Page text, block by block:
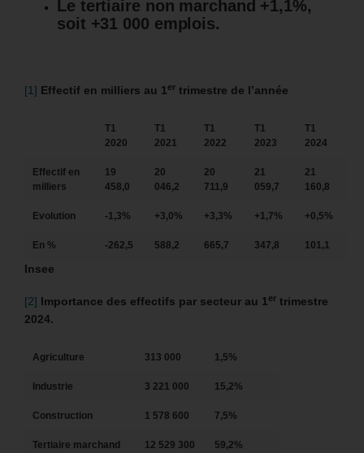
Le tertiaire non marchand +1,1%,
soit +31 000 emplois.
[1] Effectif en milliers au 1 er trimestre de l’année
T1
2020
T1
2021
T1
2022
T1
2023
T1
2024
Effectif en
milliers
19
458,0
20
046,2
20
711,9
21
059,7
21
160,8
Evolution -1,3% +3,0% +3,3% +1,7% +0,5%
En % -262,5 588,2 665,7 347,8 101,1
Insee
[2] Importance des effectifs par secteur au 1 er trimestre
2024.
Agriculture 313 000 1,5%
Industrie 3 221 000 15,2%
Construction 1 578 600 7,5%
Tertiaire marchand 12 529 300 59,2%